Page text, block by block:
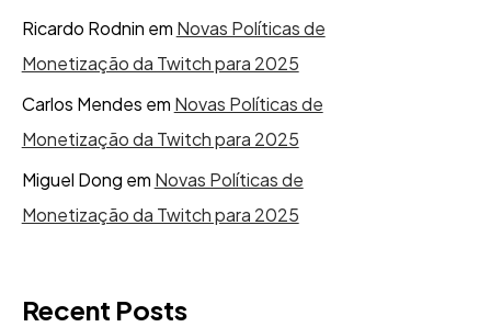
Ricardo Rodnin em Novas Políticas de
Monetização da Twitch para 2025
Carlos Mendes em Novas Políticas de
Monetização da Twitch para 2025
Miguel Dong em Novas Políticas de
Monetização da Twitch para 2025
Recent Posts